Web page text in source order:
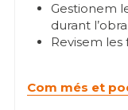
Gestionem
durant l’obra.
Revisem les
Com més et